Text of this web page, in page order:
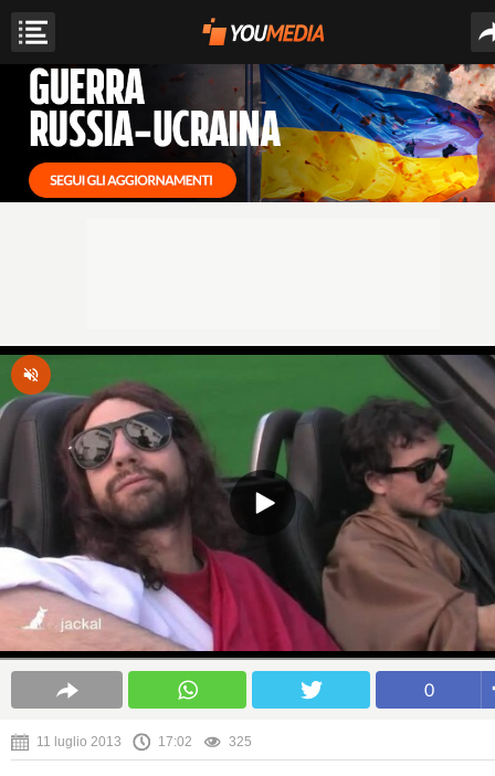
0
11 luglio 2013 17:02 325